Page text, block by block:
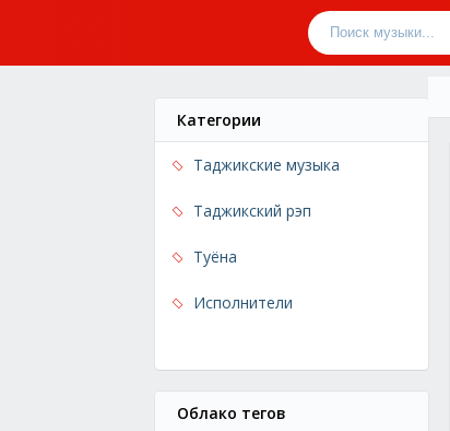
Категории
Таджикские музыка
Таджикский рэп
Туёна
Исполнители
Облако тегов